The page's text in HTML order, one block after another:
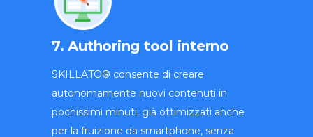
7. Authoring tool interno
SKILLATO® consente di creare
autonomamente nuovi contenuti in
pochissimi minuti, già ottimizzati anche
per la fruizione da smartphone, senza